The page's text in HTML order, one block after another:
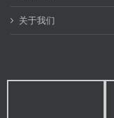
关于我们